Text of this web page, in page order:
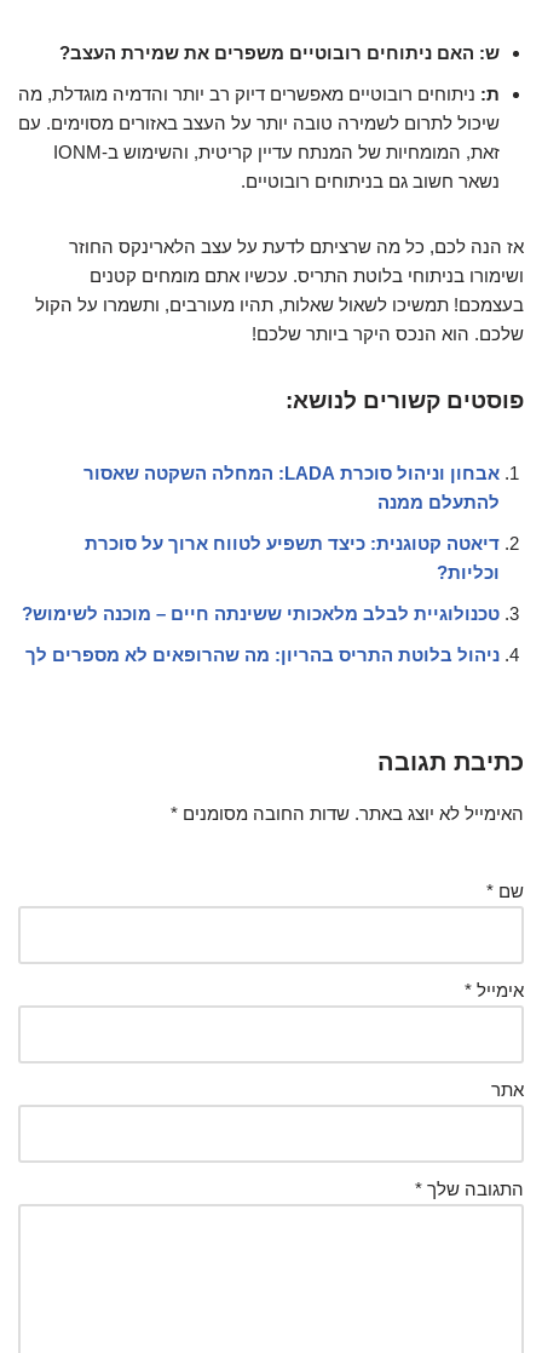
ש: האם ניתוחים רובוטיים משפרים את שמירת העצב?
ת: ניתוחים רובוטיים מאפשרים דיוק רב יותר והדמיה מוגדלת, מה
שיכול לתרום לשמירה טובה יותר על העצב באזורים מסוימים. עם
זאת, המומחיות של המנתח עדיין קריטית, והשימוש ב-IONM
נשאר חשוב גם בניתוחים רובוטיים.
אז הנה לכם, כל מה שרציתם לדעת על עצב הלארינקס החוזר
ושימורו בניתוחי בלוטת התריס. עכשיו אתם מומחים קטנים
בעצמכם! תמשיכו לשאול שאלות, תהיו מעורבים, ותשמרו על הקול
שלכם. הוא הנכס היקר ביותר שלכם!
פוסטים קשורים לנושא:
אבחון וניהול סוכרת LADA: המחלה השקטה שאסור
להתעלם ממנה
דיאטה קטוגנית: כיצד תשפיע לטווח ארוך על סוכרת
וכליות?
טכנולוגיית לבלב מלאכותי ששינתה חיים – מוכנה לשימוש?
ניהול בלוטת התריס בהריון: מה שהרופאים לא מספרים לך
כתיבת תגובה
האימייל לא יוצג באתר. שדות החובה מסומנים *
שם *
אימייל *
אתר
התגובה שלך *